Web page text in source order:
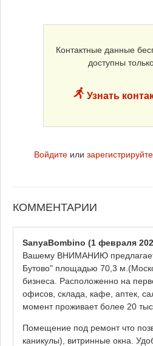
Контактные данные
доступны
Узнать
Войдите или
КОММЕНТАРИИ
SanyaBombino (1 февраля
Вашему ВНИМАНИЮ
Бутово" площадью 70,3
бизнеса. Расположенно на
офисов, склада, кафе, аптек,
момент проживает более 20
Помещение под ремонт что
каникулы), витринные окна.